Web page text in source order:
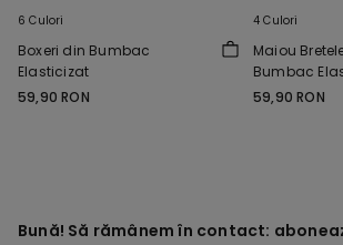
6 Culori
Boxeri din Bumbac
Elasticizat
59,90 RON
4 Culori
Maiou
Bumbac
59,90 RON
Bună! Să rămânem în contact: